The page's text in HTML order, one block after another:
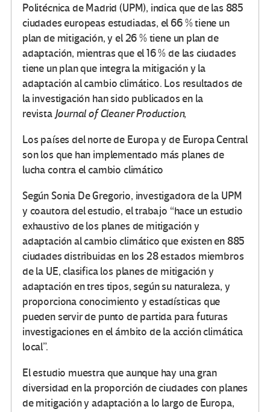
Politécnica de Madrid (UPM), indica que de las 885
ciudades europeas estudiadas, el 66 % tiene un
plan de mitigación, y el 26 % tiene un plan de
adaptación, mientras que el 16 % de las ciudades
tiene un plan que integra la mitigación y la
adaptación al cambio climático. Los resultados de
la investigación han sido publicados en la
revista Journal of Cleaner Production,
Los países del norte de Europa y de Europa Central
son los que han implementado más planes de
lucha contra el cambio climático
Según Sonia De Gregorio, investigadora de la UPM
y coautora del estudio, el trabajo “hace un estudio
exhaustivo de los planes de mitigación y
adaptación al cambio climático que existen en 885
ciudades distribuidas en los 28 estados miembros
de la UE, clasifica los planes de mitigación y
adaptación en tres tipos, según su naturaleza, y
proporciona conocimiento y estadísticas que
pueden servir de punto de partida para futuras
investigaciones en el ámbito de la acción climática
local”.
El estudio muestra que aunque hay una gran
diversidad en la proporción de ciudades con planes
de mitigación y adaptación a lo largo de Europa,